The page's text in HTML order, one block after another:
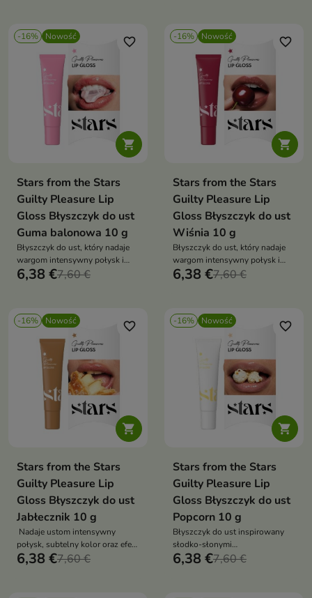
-16% Nowość

favorite_border
Stars from the Stars
Guilty Pleasure Lip
Gloss Błyszczyk do ust
Guma balonowa 10 g
Błyszczyk do ust, który nadaje
wargom intensywny połysk i
delikatny, słodki odcień
6,38 €7,60 €
-16% Nowość

favorite_border
Stars from the Stars
Guilty Pleasure Lip
Gloss Błyszczyk do ust
Wiśnia 10 g
Błyszczyk do ust, który nadaje
wargom intensywny połysk i
podkreśla ich naturalny kolor
6,38 €7,60 €
-16% Nowość

favorite_border
Stars from the Stars
Guilty Pleasure Lip
Gloss Błyszczyk do ust
Jabłecznik 10 g
Nadaje ustom intensywny
połysk, subtelny kolor oraz efekt
wygładzenia.
6,38 €7,60 €
-16% Nowość

favorite_border
Stars from the Stars
Guilty Pleasure Lip
Gloss Błyszczyk do ust
Popcorn 10 g
Błyszczyk do ust inspirowany
słodko-słonymi
przyjemnościami.
6,38 €7,60 €